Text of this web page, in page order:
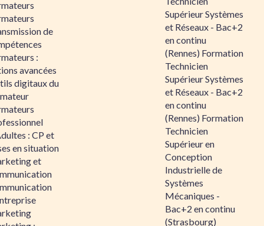
de
:
avancées
digitaux du
: CP et
en situation
et
Supérieur Systèmes
et Réseaux - Bac+2
en continu
(Rennes) Formation
Technicien
Supérieur Systèmes
et Réseaux - Bac+2
en continu
(Rennes) Formation
Technicien
Supérieur en
Conception
Industrielle de
Systèmes
Mécaniques -
Bac+2 en continu
(Strasbourg)